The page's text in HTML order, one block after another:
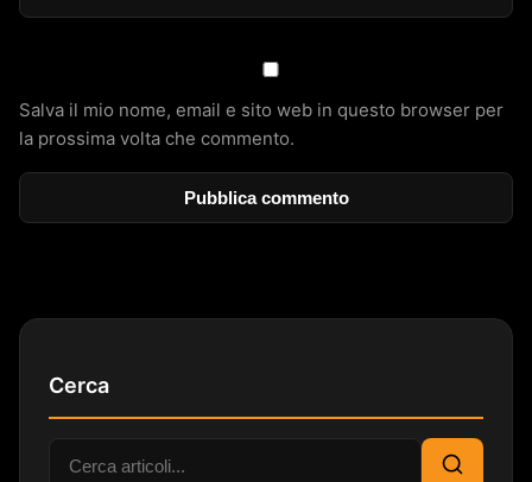
Salva il mio nome, email e sito web in questo browser per
la prossima volta che commento.
Cerca
Cerca: